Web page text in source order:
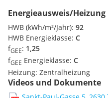
Energieausweis/Heizung
HWB (kWh/m²/Jahr): 92
HWB Energieklasse: C
fGEE: 1,25
fGEE Energieklasse: C
Heizung: Zentralheizung
Videos und Dokumente